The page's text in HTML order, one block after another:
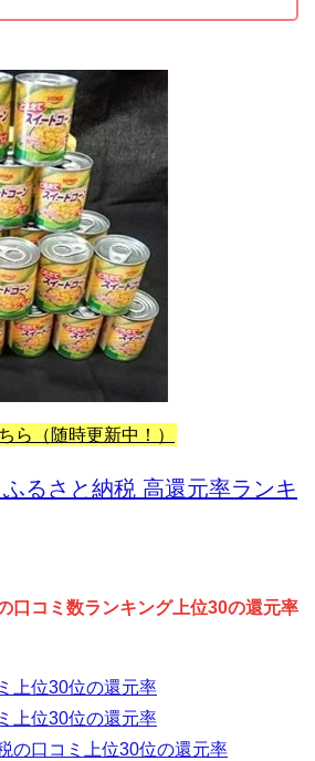
ら（随時更新中！）
ふるさと納税 高還元率ランキ
口コミ数ランキング上位30の還元率
上位30位の還元率
上位30位の還元率
の口コミ上位30位の還元率